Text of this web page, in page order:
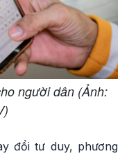
người dân (Ảnh:
đổi tư duy, phương